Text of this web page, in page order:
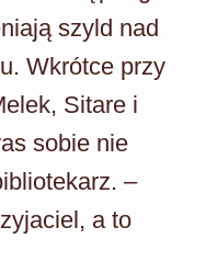
szyld nad
Wkrótce przy
Sitare i
sobie nie
–
a to